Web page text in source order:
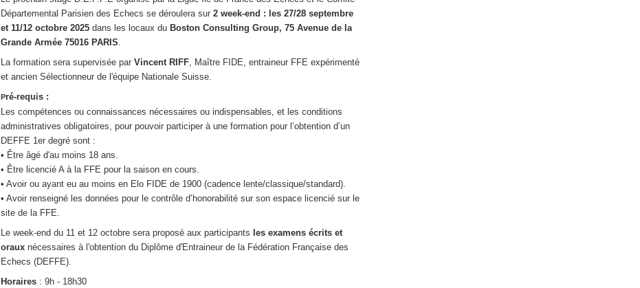
Départemental Parisien des Echecs se déroulera sur2 week-end : les 27/28 septembre
et 11/12 octobre 2025dans les locaux duBoston Consulting Group,75 Avenue de la
Grande Armée 75016 PARIS
La formation sera supervisée parVincent RIFF , Maître FIDE, entraineur FFE expérimenté
et ancien Sélectionneur de l'équipe Nationale Suisse.
Pré-requis :
Les compétences ou connaissances nécessaires ou indispensables, et les conditions
administratives obligatoires, pour pouvoir participer à une formation pour l’obtention d’un
DEFFE 1er degré sont :
• Être âgé d'au moins 18 ans.
• Être licencié A à la FFE pour la saison en cours.
• Avoir ou ayant eu au moins en Elo FIDE de 1900 (cadence lente/classique/standard).
• Avoir renseigné les données pour le contrôle d’honorabilité sur son espace licencié sur le
site de la FFE.
Le week-end du 11 et 12 octobre sera proposé aux participants les examens écrits et
oraux nécessaires à l'obtention du Diplôme d'Entraineur de la Fédération Française des
Echecs (DEFFE).
Horaires : 9h - 18h30